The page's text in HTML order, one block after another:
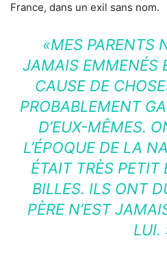
France, dans un exil sans nom.
«MES PARENTS
JAMAIS EMMENÉS
CAUSE DE
PROBABLEMENT
D’EUX-MÊMES.
L’ÉPOQUE DE LA
ÉTAIT TRÈS
BILLES. ILS ONT
PÈRE N’EST
LUI.